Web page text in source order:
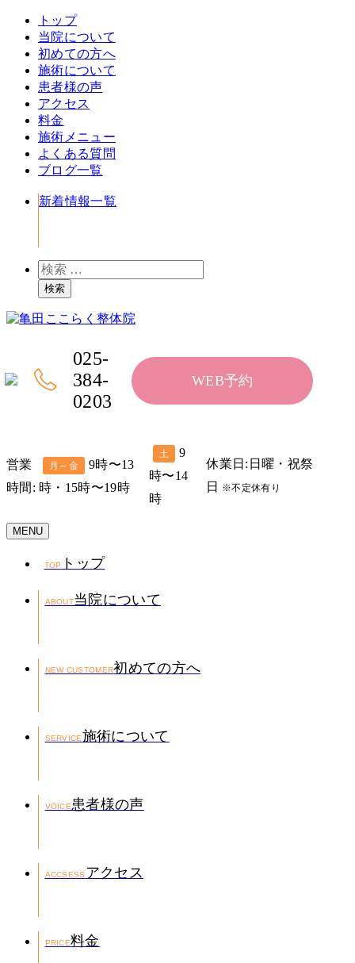
トップ
当院について
初めての方へ
施術について
患者様の声
アクセス
料金
施術メニュー
よくある質問
ブログ一覧
新着情報一覧
検
索検索
025-
384-
0203
WEB予約
営業
時間:
月～金
9時〜13
時・15時〜19時
土
9
時〜14
時
休業日:日曜・祝祭
日
※不定休有り
MENU
TOP トップ
ABOUT当院について
NEW CUSTOMER初めての方へ
SERVICE施術について
VOICE患者様の声
ACCSESS アクセス
PRICE料金